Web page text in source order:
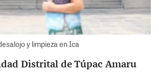
y limpieza en Ica
Distrital de Túpac Amaru